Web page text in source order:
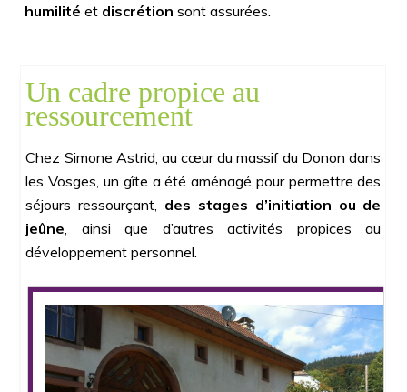
humilité et discrétion sont assurées.
Un cadre propice au
ressourcement
Chez Simone Astrid, au cœur du massif du Donon dans
les Vosges, un gîte a été aménagé pour permettre des
séjours ressourçant, des stages d’initiation ou de
jeûne , ainsi que d’autres activités propices au
développement personnel.